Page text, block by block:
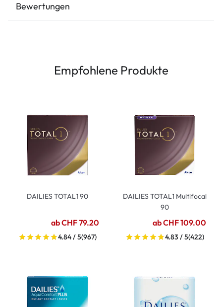
Bewertungen
Empfohlene Produkte
DAILIES TOTAL1 90
ab CHF 79.20
4.84 / 5(967)
DAILIES TOTAL1 Multifocal
90
ab CHF 109.00
4.83 / 5(422)